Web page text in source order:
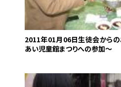
2011年01月06日生徒会から
あい児童館まつりへの参加〜